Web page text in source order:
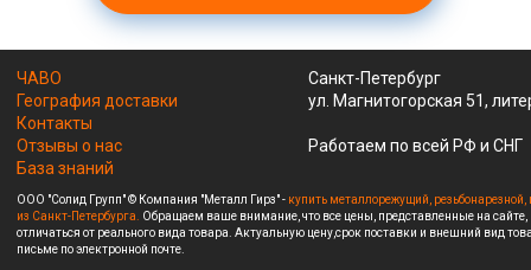
ЧАВО
География доставки
Контакты
Отзывы о нас
База знаний
Санкт-Петербург
ул. Магнитогорская 51,
Работаем по всей РФ и СНГ
ООО "Солид Групп" © Компания "Металл Гирз" - купить металлорежущий,
из Санкт-Петербурга. Обращаем ваше внимание, что все цены, представленные на
отличаться от реального вида товара. Актуальную цену,срок поставки и внешний вид
письме по электронной почте.